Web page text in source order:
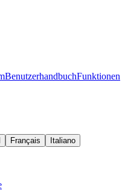
BenutzerhandbuchFunktionen
Français Italiano